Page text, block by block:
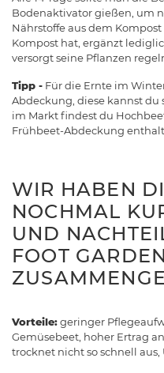
Bodenaktivator gießen, um
Nährstoffe aus dem
Kompost hat, ergänzt
versorgt seine Pflanzen
Tipp - Für die Ernte im
Abdeckung, diese kannst du
im Markt findest du
Frühbeet-Abdeckung
WIR HABEN
NOCHMAL
UND
FOOT
Vorteile:geringer
Gemüsebeet, hoher Ertrag
trocknet nicht so schnell